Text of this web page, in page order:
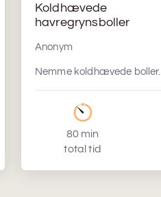
Koldhævede
havregrynsboller
Anonym
Nemme koldhævede boller.
80 min
total tid